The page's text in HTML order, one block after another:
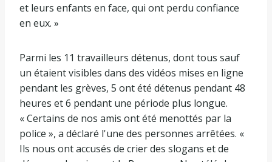
et leurs enfants en face, qui ont perdu confiance
en eux. »
Parmi les 11 travailleurs détenus, dont tous sauf
un étaient visibles dans des vidéos mises en ligne
pendant les grèves, 5 ont été détenus pendant 48
heures et 6 pendant une période plus longue.
« Certains de nos amis ont été menottés par la
police », a déclaré l'une des personnes arrêtées. «
Ils nous ont accusés de crier des slogans et de